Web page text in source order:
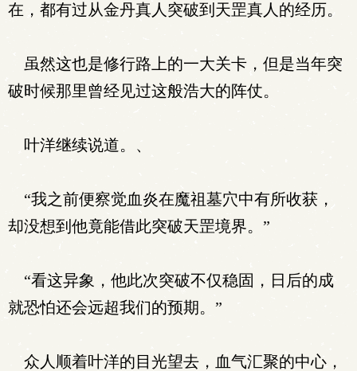
在，都有过从金丹真人突破到天罡真人的经历。
虽然这也是修行路上的一大关卡，但是当年突
破时候那里曾经见过这般浩大的阵仗。
叶洋继续说道。、
“我之前便察觉血炎在魔祖墓穴中有所收获，
却没想到他竟能借此突破天罡境界。”
“看这异象，他此次突破不仅稳固，日后的成
就恐怕还会远超我们的预期。”
众人顺着叶洋的目光望去，血气汇聚的中心，